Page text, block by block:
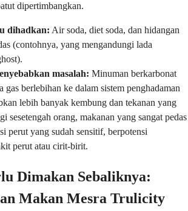
dipertimbangkan.
dihadkan: Air soda, diet soda, dan hidangan
(contohnya, yang mengandungi lada
masalah: Minuman berkarbonat
gas berlebihan ke dalam sistem penghadaman
lebih banyak kembung dan tekanan yang
sesetengah orang, makanan yang sangat pedas
perut yang sudah sensitif, berpotensi
perut atau cirit-birit.
Dimakan Sebaliknya:
Makan Mesra Trulicity